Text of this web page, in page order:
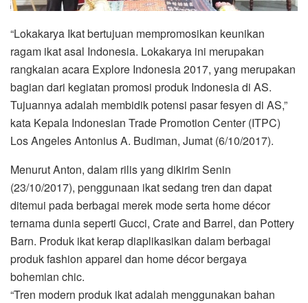
“Lokakarya Ikat bertujuan mempromosikan keunikan
ragam ikat asal Indonesia. Lokakarya ini merupakan
rangkaian acara Explore Indonesia 2017, yang merupakan
bagian dari kegiatan promosi produk Indonesia di AS.
Tujuannya adalah membidik potensi pasar fesyen di AS,”
kata Kepala Indonesian Trade Promotion Center (ITPC)
Los Angeles Antonius A. Budiman, Jumat (6/10/2017).
Menurut Anton, dalam rilis yang dikirim Senin
(23/10/2017), penggunaan ikat sedang tren dan dapat
ditemui pada berbagai merek mode serta home décor
ternama dunia seperti Gucci, Crate and Barrel, dan Pottery
Barn. Produk ikat kerap diaplikasikan dalam berbagai
produk fashion apparel dan home décor bergaya
bohemian chic.
“Tren modern produk ikat adalah menggunakan bahan